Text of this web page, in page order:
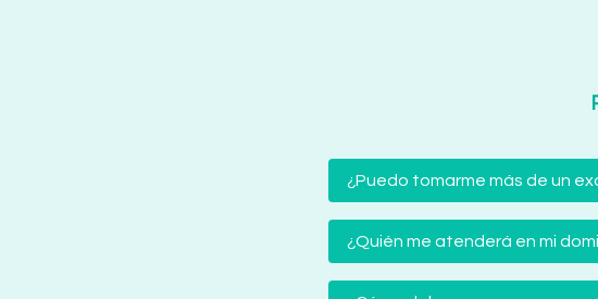
¿Puedo tomarme más de un
¿Quién me atenderá en mi